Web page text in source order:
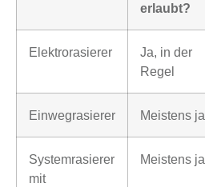
erlaubt?
Elektrorasierer
Ja, in der
Regel
Einwegrasierer Meistens ja
Systemrasierer
mit
Meistens ja